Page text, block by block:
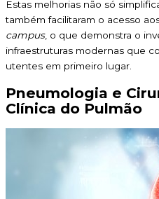
Estas melhorias não só
também facilitaram o acesso
campus, o que demonstra o
infraestruturas modernas que
utentes em primeiro lugar.
Pneumologia e
Clínica do Pulmão